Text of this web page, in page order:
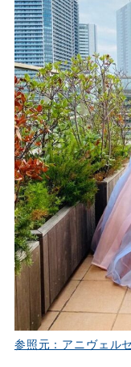
参照元：アニヴェル